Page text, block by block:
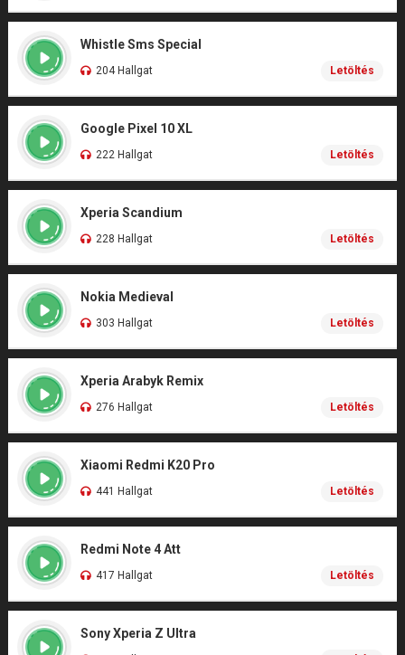
Whistle Sms Special
204 Hallgat Letöltés
Google Pixel 10 XL
222 Hallgat Letöltés
Xperia Scandium
228 Hallgat Letöltés
Nokia Medieval
303 Hallgat Letöltés
Xperia Arabyk Remix
276 Hallgat Letöltés
Xiaomi Redmi K20 Pro
441 Hallgat Letöltés
Redmi Note 4 Att
417 Hallgat Letöltés
Sony Xperia Z Ultra